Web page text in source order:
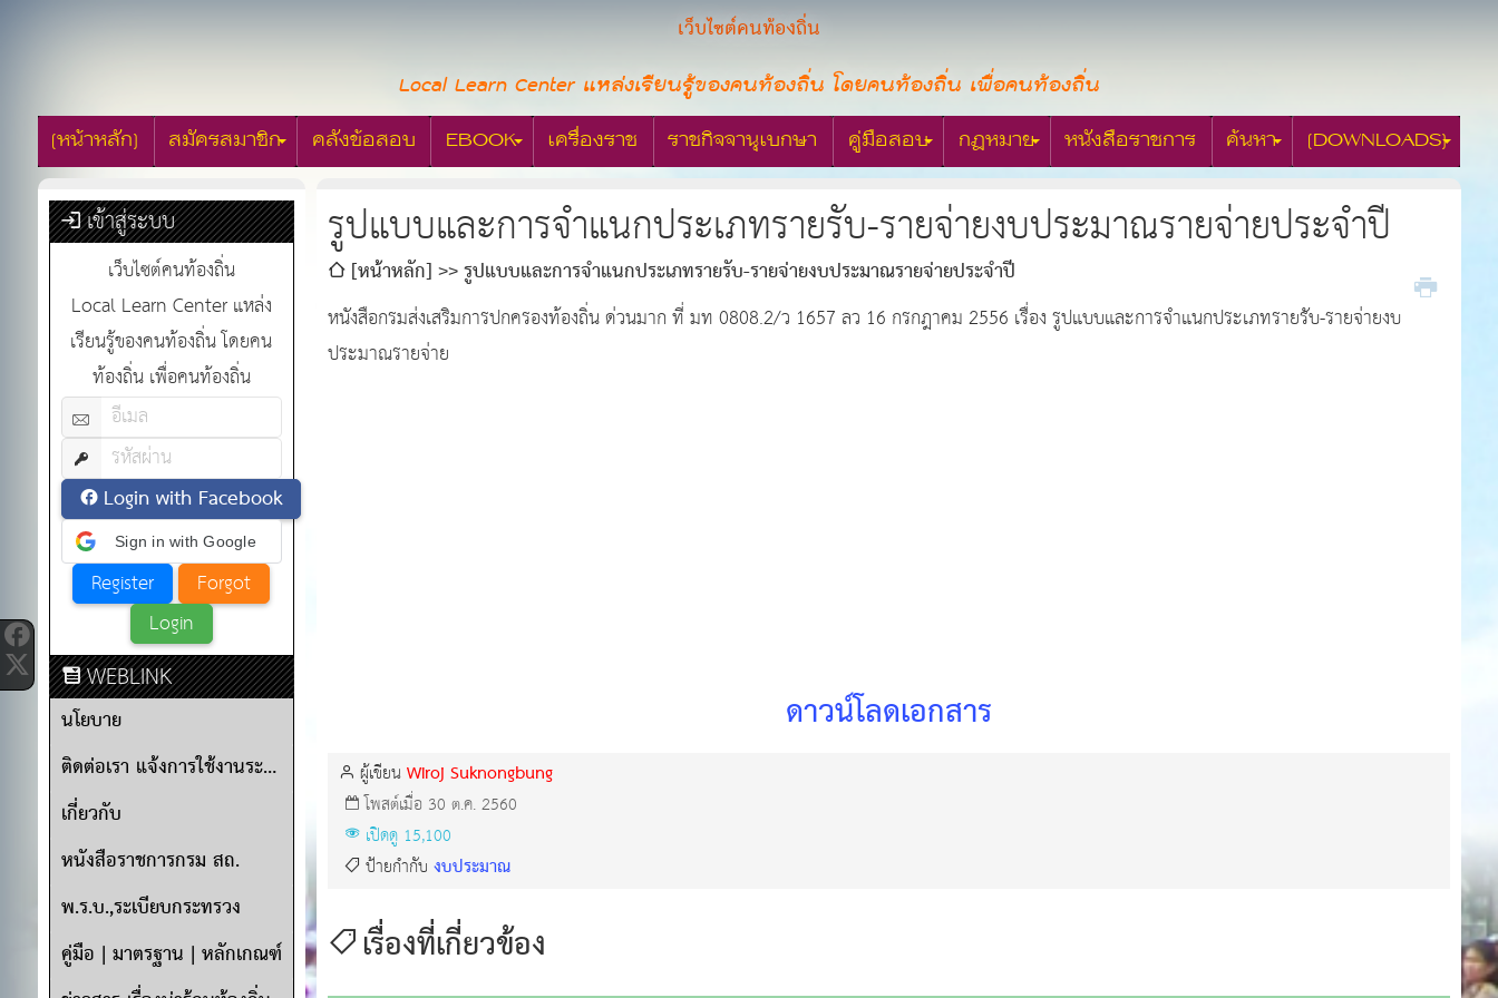
เว็บไซต์คนท้องถิ่น
Local Learn Center แหล่งเรียนรู้ของคนท้องถิ่น โดยคนท้องถิ่น เพื่อคนท้องถิ่น
[หน้าหลัก] สมัครสมาชิก คลังข้อสอบ EBOOK เครื่องราช ราชกิจจานุเบกษา คู่มือสอบ กฎหมาย หนังสือราชการ ค้นหา [DOWNLOADS]
เข้าสู่ระบบ
เว็บไซต์คนท้องถิ่น
Local Learn Center แหล่ง
เรียนรู้ของคนท้องถิ่น โดยคน
ท้องถิ่น เพื่อคนท้องถิ่น
Login with Facebook
Sign in with Google
WEBLINK
นโยบาย
ติดต่อเรา แจ้งการใช้งานระบบ
เกี่ยวกับ
หนังสือราชการกรม สถ.
พ.ร.บ.,ระเบียบกระทรวง
คู่มือ | มาตรฐาน | หลักเกณฑ์
รูปแบบและการจำแนกประเภทรายรับ-รายจ่ายงบประมาณรายจ่ายประจำปี
[หน้าหลัก] รูปแบบและการจำแนกประเภทรายรับ-รายจ่ายงบประมาณรายจ่ายประจำปี
หนังสือกรมส่งเสริมการปกครองท้องถิ่น ด่วนมาก ที่ มท 0808.2/ว 1657 ลว 16 กรกฎาคม 2556 เรื่อง รูปแบบและการจำแนกประเภทรายรับ-รายจ่ายงบ
ประมาณรายจ่าย
ดาวน์โลดเอกสาร
ผู้เขียนWiroj Suknongbung
โพสต์เมื่อ 30 ต.ค. 2560
เปิดดู 15,100
ป้ายกำกับ งบประมาณ
เรื่องที่เกี่ยวข้อง